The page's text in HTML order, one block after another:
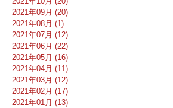
2021年09月 (20)
2021年08月 (1)
2021年07月 (12)
2021年06月 (22)
2021年05月 (16)
2021年04月 (11)
2021年03月 (12)
2021年02月 (17)
2021年01月 (13)